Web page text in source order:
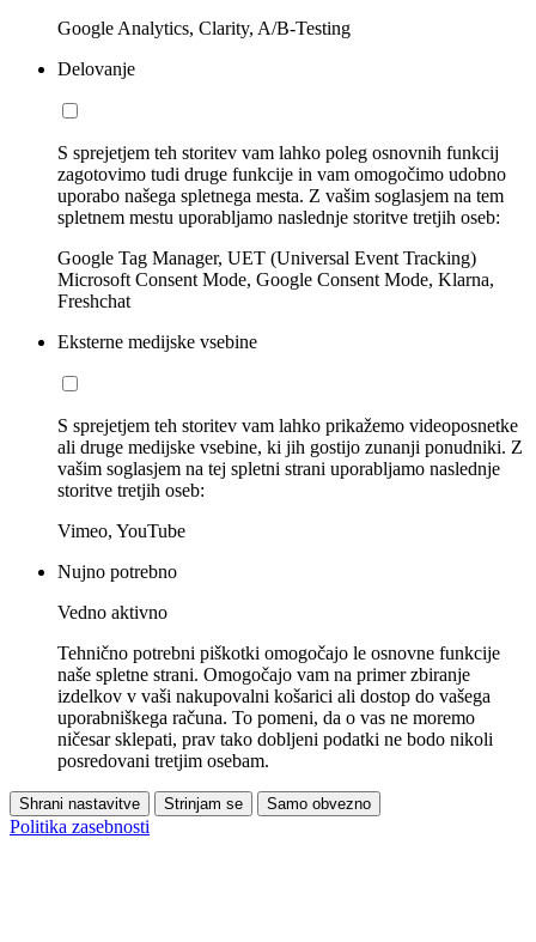
Google Analytics, Clarity, A/B-Testing
Delovanje
S sprejetjem teh storitev vam lahko poleg osnovnih funkcij
zagotovimo tudi druge funkcije in vam omogočimo udobno
uporabo našega spletnega mesta. Z vašim soglasjem na tem
spletnem mestu uporabljamo naslednje storitve tretjih oseb:
Google Tag Manager, UET (Universal Event Tracking)
Microsoft Consent Mode, Google Consent Mode, Klarna,
Freshchat
Eksterne medijske vsebine
S sprejetjem teh storitev vam lahko prikažemo videoposnetke
ali druge medijske vsebine, ki jih gostijo zunanji ponudniki. Z
vašim soglasjem na tej spletni strani uporabljamo naslednje
storitve tretjih oseb:
Vimeo, YouTube
Nujno potrebno
Vedno aktivno
Tehnično potrebni piškotki omogočajo le osnovne funkcije
naše spletne strani. Omogočajo vam na primer zbiranje
izdelkov v vaši nakupovalni košarici ali dostop do vašega
uporabniškega računa. To pomeni, da o vas ne moremo
ničesar sklepati, prav tako dobljeni podatki ne bodo nikoli
posredovani tretjim osebam.
Shrani nastavitve Strinjam se Samo obvezno
Politika zasebnosti